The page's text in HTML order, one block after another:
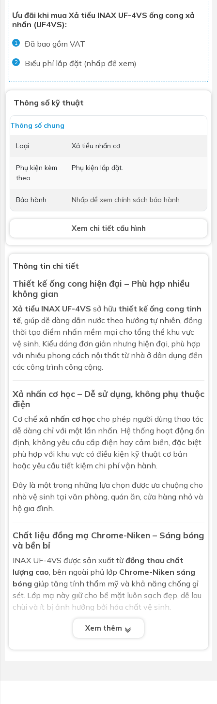
Ưu đãi khi mua Xả tiểu INAX UF-4VS ống cong xả
nhấn (UF4VS):
1 Đã bao gồm VAT
2 Biểu phí lắp đặt (nhấp để xem)
Thông số kỹ thuật
Thông số chung
Loại Xả tiểu nhấn cơ
Phụ kiện kèm
theo
Phụ kiện lắp đặt.
Bảo hành Nhấp để xem chính sách bảo hành
Xem chi tiết cấu hình
Thông tin chi tiết
Thiết kế ống cong hiện đại – Phù hợp nhiều
không gian
Xả tiểu INAX UF-4VS sở hữu thiết kế ống cong tinh
tế , giúp dễ dàng dẫn nước theo hướng tự nhiên, đồng
thời tạo điểm nhấn mềm mại cho tổng thể khu vực
vệ sinh. Kiểu dáng đơn giản nhưng hiện đại, phù hợp
với nhiều phong cách nội thất từ nhà ở dân dụng đến
các công trình công cộng.
Xả nhấn cơ học – Dễ sử dụng, không phụ thuộc
điện
Cơ chế xả nhấn cơ học cho phép người dùng thao tác
dễ dàng chỉ với một lần nhấn. Hệ thống hoạt động ổn
định, không yêu cầu cấp điện hay cảm biến, đặc biệt
phù hợp với khu vực có điều kiện kỹ thuật cơ bản
hoặc yêu cầu tiết kiệm chi phí vận hành.
Đây là một trong những lựa chọn được ưa chuộng cho
nhà vệ sinh tại văn phòng, quán ăn, cửa hàng nhỏ và
hộ gia đình.
Chất liệu đồng mạ Chrome-Niken – Sáng bóng
và bền bỉ
INAX UF-4VS được sản xuất từđồng thau chất
lượng cao , bên ngoài phủ lớp Chrome-Niken sáng
bóng giúp tăng tính thẩm mỹ và khả năng chống gỉ
sét. Lớp mạ này giữ cho bề mặt luôn sạch đẹp, dễ lau
chùi và ít bị ảnh hưởng bởi hóa chất vệ sinh.
Tương thích với nhiều mẫu chậu tiểu INAX
Sản phẩm được thiết kế chuyên dụng để tương thích
Xem thêm